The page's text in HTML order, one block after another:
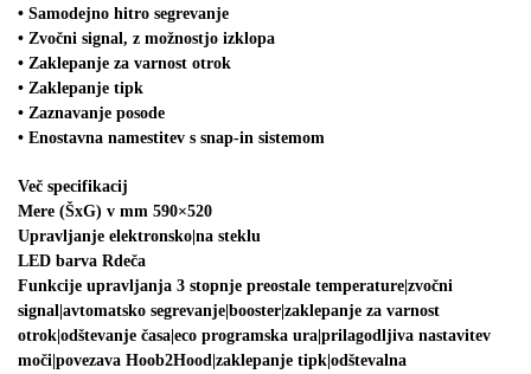
• Samodejno hitro segrevanje
• Zvočni signal, z možnostjo izklopa
• Zaklepanje za varnost otrok
• Zaklepanje tipk
• Zaznavanje posode
• Enostavna namestitev s snap-in sistemom
Več specifikacij
Mere (ŠxG) v mm 590×520
Upravljanje elektronsko|na steklu
LED barva Rdeča
Funkcije upravljanja 3 stopnje preostale temperature|zvočni
signal|avtomatsko segrevanje|booster|zaklepanje za varnost
otrok|odštevanje časa|eco programska ura|prilagodljiva nastavitev
moči|povezava Hoob2Hood|zaklepanje tipk|odštevalna